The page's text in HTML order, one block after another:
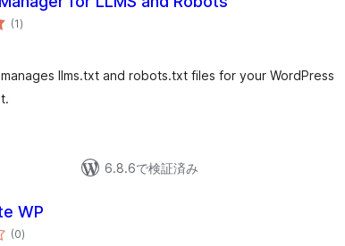
(1個
の)
llms.txt and robots.txt files for your WordPress
6.8.6で検証済み
WP
(0個
の)